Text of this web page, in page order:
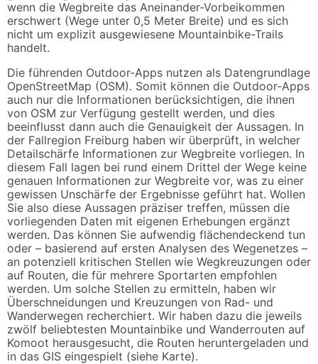
wenn die Wegbreite das Aneinander-Vorbeikommen
erschwert (Wege unter 0,5 Meter Breite) und es sich
nicht um explizit ausgewiesene Mountainbike-Trails
handelt.
Die führenden Outdoor-Apps nutzen als Datengrundlage
OpenStreetMap (OSM). Somit können die Outdoor-Apps
auch nur die Informationen berücksichtigen, die ihnen
von OSM zur Verfügung gestellt werden, und dies
beeinflusst dann auch die Genauigkeit der Aussagen. In
der Fallregion Freiburg haben wir überprüft, in welcher
Detailschärfe Informationen zur Wegbreite vorliegen. In
diesem Fall lagen bei rund einem Drittel der Wege keine
genauen Informationen zur Wegbreite vor, was zu einer
gewissen Unschärfe der Ergebnisse geführt hat. Wollen
Sie also diese Aussagen präziser treffen, müssen die
vorliegenden Daten mit eigenen Erhebungen ergänzt
werden. Das können Sie aufwendig flächendeckend tun
oder – basierend auf ersten Analysen des Wegenetzes –
an potenziell kritischen Stellen wie Wegkreuzungen oder
auf Routen, die für mehrere Sportarten empfohlen
werden. Um solche Stellen zu ermitteln, haben wir
Überschneidungen und Kreuzungen von Rad- und
Wanderwegen recherchiert. Wir haben dazu die jeweils
zwölf beliebtesten Mountainbike und Wanderrouten auf
Komoot herausgesucht, die Routen heruntergeladen und
in das GIS eingespielt (siehe Karte).